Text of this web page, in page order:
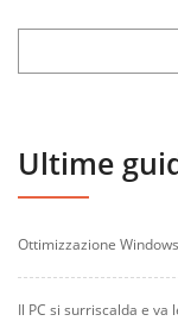
Ultime
Ottimizzazione
Il PC si surriscalda e